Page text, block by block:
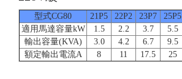
型式CG80 21P5 22P2 23P7 25P5
適用馬達容量kW
1.5 2.2 3.7 5.5
輸出容量(KVA)
3.0 4.2 6.7 9.5
額定輸出電流A
8 11 17.5 25